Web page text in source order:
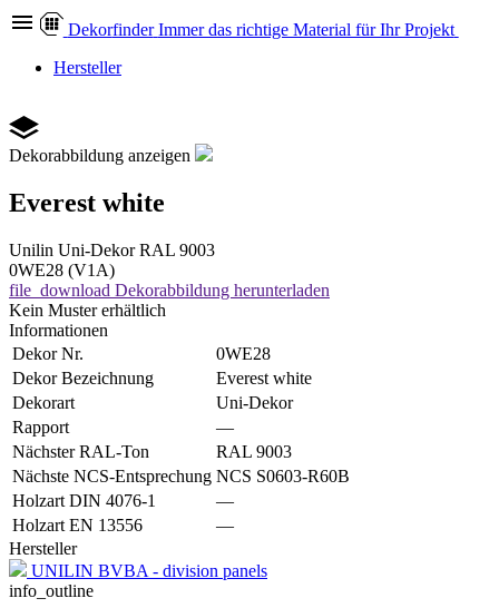
Dekorfinder Immer das richtige Material für Ihr Projekt
Hersteller
Dekorabbildung anzeigen
Everest white
Unilin Uni-Dekor RAL 9003
0WE28 (V1A)
file_download Dekorabbildung herunterladen
Kein Muster erhältlich
Informationen
Dekor Nr.
0WE28
Dekor Bezeichnung
Everest white
Dekorart
Uni-Dekor
Rapport
—
Nächster RAL-Ton
RAL 9003
Nächste NCS-Entsprechung NCS S0603-R60B
Holzart DIN 4076-1
—
Holzart EN 13556
—
Hersteller
UNILIN BVBA - division panels
info_outline